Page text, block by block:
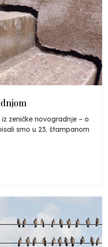
zeničke novogradnje – o
smo u 23. štampanom